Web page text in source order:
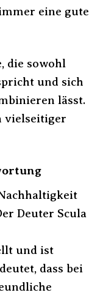
eine gute
die sowohl
und sich
lässt.
vielseitiger
Deuter Scula
und ist
dass bei